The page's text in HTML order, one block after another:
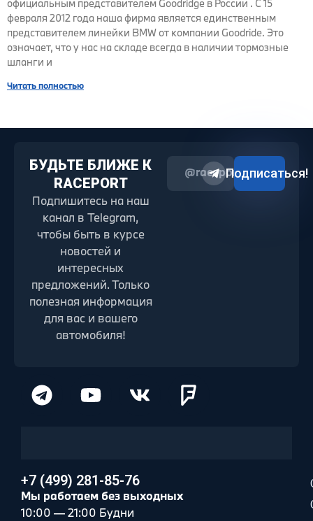
официальным представителем Goodridge в России . С 15
февраля 2012 года наша фирма является единственным
представителем линейки BMW от компании Goodride. Это
означает, что у нас на складе всегда в наличии тормозные
шланги и
Читать полностью
БУДЬТЕ БЛИЖЕ К
RACEPORT
Подпишитесь на наш
канал в Telegram,
чтобы быть в курсе
новостей и
интересных
предложений. Только
полезная информация
для вас и вашего
автомобиля!
@raceport2022
Подписаться!
+7 (499) 281-85-76
Мы работаем без выходных
10:00 — 21:00 Будни